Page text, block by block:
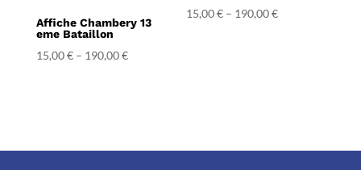
Affiche Chambery 13
eme Bataillon
15,00€– 190,00€
15,00€ – 190,00€